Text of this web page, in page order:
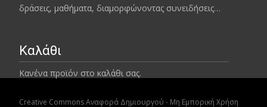
δράσεις, μαθήματα, διαμορφώνοντας συνειδήσεις…
Καλάθι
Κανένα προϊόν στο καλάθι σας.
Creative Commons Αναφορά Δημιουργού - Μη Εμπορική Χρήση